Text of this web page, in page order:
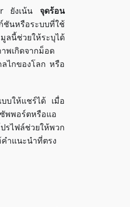
ยังเน้น จุดร้อน
ชันหรือระบบที่ใช้
นี้ช่วยให้ระบุได้
พเกิดจากม็อด
ไกของโลก หรือ
บให้แชร์ได้ เมื่อ
พพอร์ตหรือแอ
ไฟล์ช่วยให้พวก
ำแนะนำที่ตรง